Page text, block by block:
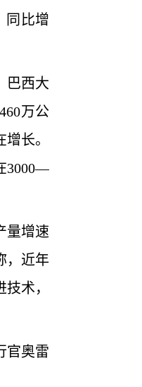
同比增
巴西大
万公
长。
3000—
量增速
，近年
术，
官奥雷